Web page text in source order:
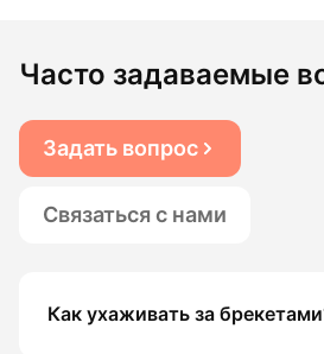
Часто задаваемые
Задать вопрос
Связаться с нами
Как ухаживать за